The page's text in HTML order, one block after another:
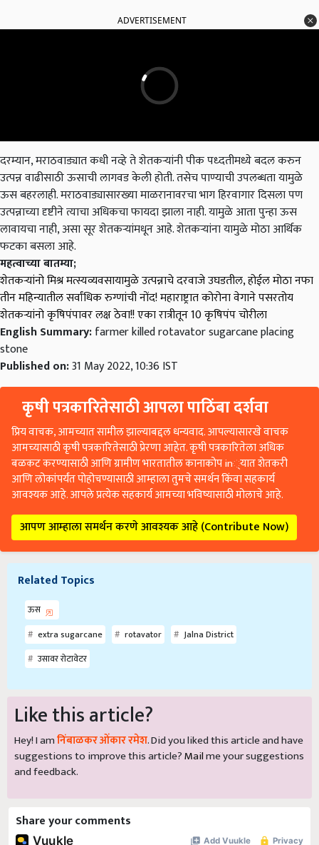
ADVERTISEMENT
दरम्यान, मराठवाड्यात कधी नव्हे ते शेतकऱ्यांनी पीक पध्दतीमध्ये बदल करुन
उत्पन्न वाढीसाठी ऊसाची लागवड केली होती. तसेच पाण्याची उपलब्धता यामुळे
ऊस बहरलाही. मराठवाड्यासारख्या माळरानावरचा भाग हिरवागार दिसला पण
उत्पन्नाच्या दृष्टीने त्याचा अधिकचा फायदा झाला नाही. यामुळे आता पुन्हा ऊस
लावायचा नाही, असा सूर शेतकऱ्यांमधून आहे. शेतकऱ्यांना यामुळे मोठा आर्थिक
फटका बसला आहे.
महत्वाच्या बातम्या;
शेतकऱ्यांनो मिश्र मत्स्यव्यवसायामुळे उत्पन्नाचे दरवाजे उघडतील, होईल मोठा नफा
तीन महिन्यातील सर्वांधिक रुग्णांची नोंद! महाराष्ट्रात कोरोना वेगाने पसरतोय
शेतकऱ्यांनो कृषिपंपावर लक्ष ठेवा!! एका रात्रीतून 10 कृषिपंप चोरीला
English Summary:farmer killed rotavator sugarcane placing
stone
Published on:31 May 2022, 10:36 IST
कृषी पत्रकारितेसाठी आपला पाठिंबा दर्शवा
प्रिय वाचक, आमच्यात सामील झाल्याबद्दल धन्यवाद. आपल्यासारखे वाचक
आमच्यासाठी कृषी पत्रकारितेसाठी प्रेरणा आहेत. कृषी पत्रकारितेला अधिक
बळकट करण्यासाठी आणि ग्रामीण भारतातील कानाकोप in्यात शेतकरी
आणि लोकांपर्यंत पोहोचण्यासाठी आम्हाला तुमचे समर्थन किंवा सहकार्य
आवश्यक आहे. आपले प्रत्येक सहकार्य आमच्या भविष्यासाठी मोलाचे आहे.
आपण आम्हाला समर्थन करणे आवश्यक आहे (Contribute Now)
Related Topics
ऊस
extra sugarcane
rotavator
Jalna District
उसावर रोटावेटर
Like this article?
Hey! I amनिंबाळकर ओंकार रमेश. Did you liked this article and have
suggestions to improve this article?Mailme your suggestions
and feedback.
Share your comments